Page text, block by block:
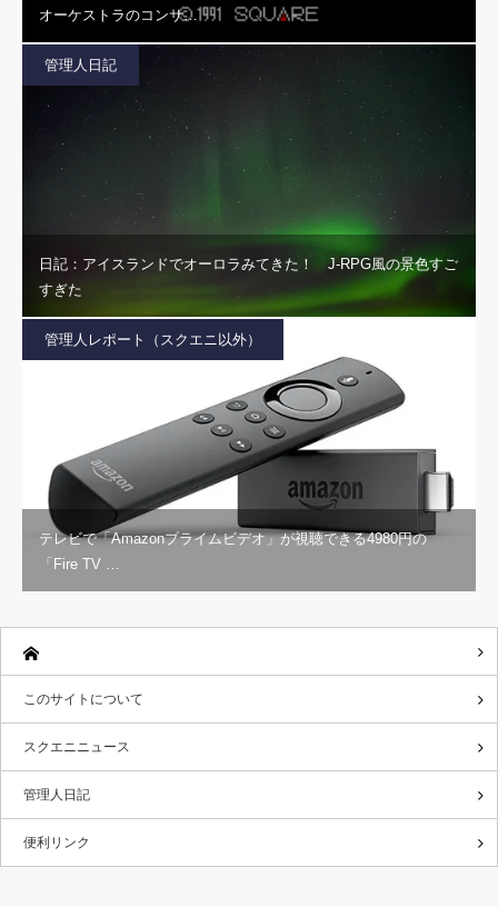
オーケストラのコンサ…
管理人日記
日記：アイスランドでオーロラみてきた！ J-RPG風の景色すご
すぎた
管理人レポート（スクエニ以外）
テレビで「Amazonプライムビデオ」が視聴できる4980円の
「Fire TV …
このサイトについて
スクエニニュース
管理人日記
便利リンク